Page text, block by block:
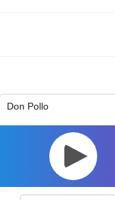
Don Pollo